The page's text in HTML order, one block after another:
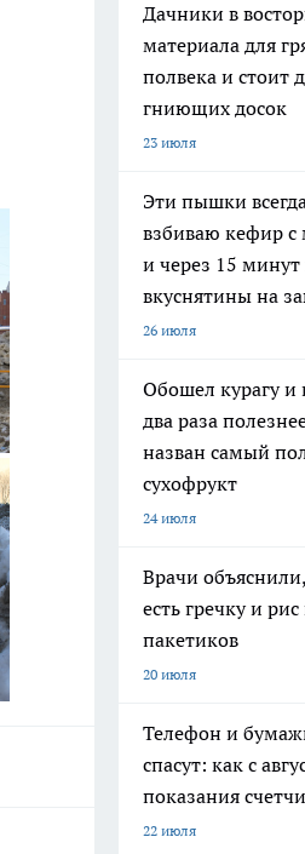
Дачники в
материала для
полвека и стоит
гниющих досок
23 июля
Эти пышки
взбиваю кефир с
и через 15 минут
вкуснятины на
26 июля
Обошел курагу
два раза
назван самый
сухофрукт
24 июля
Врачи
есть гречку и
пакетиков
20 июля
Телефон и
спасут: как с
показания
22 июля